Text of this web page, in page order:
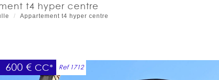
t4 hyper centre
Appartement t4 hyper centre
600 € CC* Ref 1712